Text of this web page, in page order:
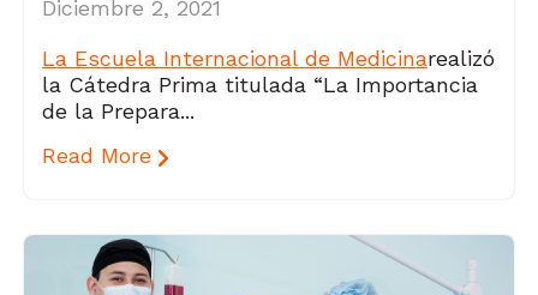
Diciembre 2, 2021
La Escuela Internacional de Medicinarealizó
la Cátedra Prima titulada “La Importancia
de la Prepara...
Read More